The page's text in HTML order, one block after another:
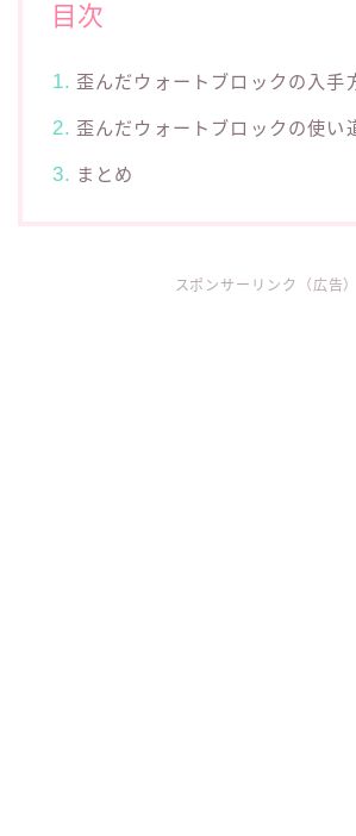
目次
歪んだウォートブロックの入手
歪んだウォートブロックの使い
まとめ
スポンサーリンク（広告）